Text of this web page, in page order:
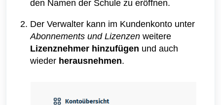
den Namen der Schule zu eröffnen.
Der Verwalter kann im Kundenkonto unter
Abonnements und Lizenzen weitere
Lizenznehmer hinzufügen und auch
wieder herausnehmen.